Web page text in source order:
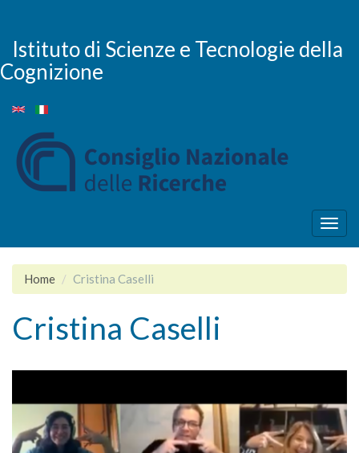
contenuto
principale
Istituto di Scienze e Tecnologie della
Cognizione
Home Cristina Caselli
Cristina Caselli